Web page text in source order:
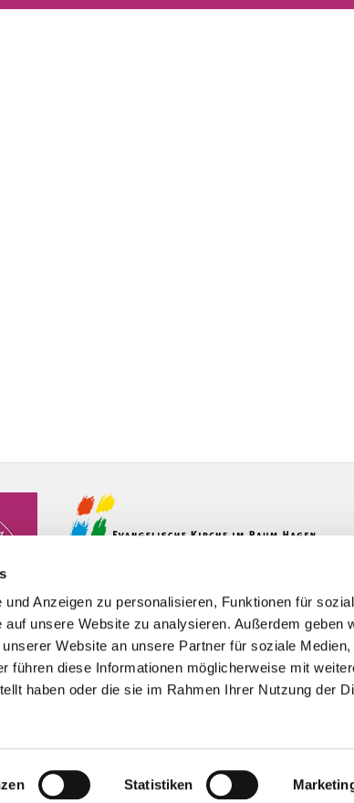
Anzeigen zu personalisieren, Funktionen für
unsere Website zu analysieren. Außerdem geben
Website an unsere Partner für soziale Medien,
führen diese Informationen möglicherweise mit
haben oder die sie im Rahmen Ihrer Nutzung der
Statistiken